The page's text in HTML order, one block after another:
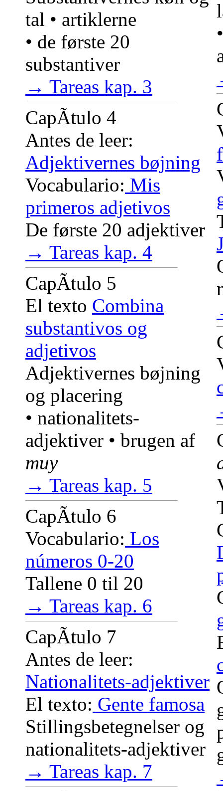
tal • artiklerne
• de første 20
substantiver
→ Tareas kap. 3
CapÃ­tulo 4
Antes de leer:
Adjektivernes bøjning
Vocabulario: Mis
primeros adjetivos
De første 20 adjektiver
→ Tareas kap. 4
CapÃ­tulo 5
El texto Combina
substantivos og
adjetivos
Adjektivernes bøjning
og placering
• nationalitets-
adjektiver • brugen af
muy
→ Tareas kap. 5
CapÃ­tulo 6
Vocabulario: Los
números 0-20
Tallene 0 til 20
→ Tareas kap. 6
CapÃ­tulo 7
Antes de leer:
Nationalitets-adjektiver
El texto: Gente famosa
Stillingsbetegnelser og
nationalitets-adjektiver
→ Tareas kap. 7